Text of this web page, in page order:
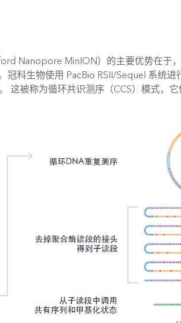
Nanopore MinION）的主要优势在于
科生物使用 PacBio RSII/Sequel 系统进
这被称为循环共识测序（CCS）模式，